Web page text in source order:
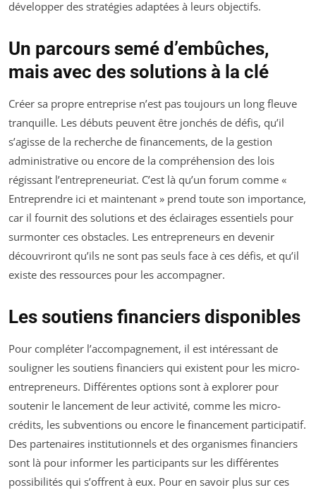
développer des stratégies adaptées à leurs objectifs.
Un parcours semé d’embûches,
mais avec des solutions à la clé
Créer sa propre entreprise n’est pas toujours un long fleuve
tranquille. Les débuts peuvent être jonchés de défis, qu’il
s’agisse de la recherche de financements, de la gestion
administrative ou encore de la compréhension des lois
régissant l’entrepreneuriat. C’est là qu’un forum comme «
Entreprendre ici et maintenant » prend toute son importance,
car il fournit des solutions et des éclairages essentiels pour
surmonter ces obstacles. Les entrepreneurs en devenir
découvriront qu’ils ne sont pas seuls face à ces défis, et qu’il
existe des ressources pour les accompagner.
Les soutiens financiers disponibles
Pour compléter l’accompagnement, il est intéressant de
souligner les soutiens financiers qui existent pour les micro-
entrepreneurs. Différentes options sont à explorer pour
soutenir le lancement de leur activité, comme les micro-
crédits, les subventions ou encore le financement participatif.
Des partenaires institutionnels et des organismes financiers
sont là pour informer les participants sur les différentes
possibilités qui s’offrent à eux. Pour en savoir plus sur ces